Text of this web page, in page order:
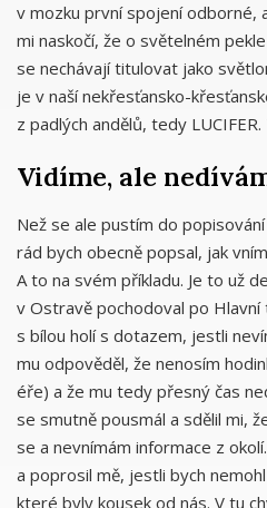
v mozku první spojení odborné,
mi naskočí, že o světelném
se nechávají titulovat jako
je v naší nekřesťansko-
z padlých andělů, tedy
Vidíme, ale
Než se ale pustím do
rád bych obecně popsal, jak
A to na svém příkladu. Je to už
v Ostravě pochodoval po Hlavní
s bílou holí s dotazem, jestli
mu odpověděl, že nenosím
éře) a že mu tedy přesný čas
se smutně pousmál a sdělil mi,
se a nevnímám informace z
a poprosil mě, jestli bych
které byly kousek od nás. V tu